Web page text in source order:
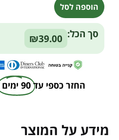
הוספה לסל
Alternative:
סך הכל: ₪39.00
החזר כספי עד 90 ימים
מידע על המוצר